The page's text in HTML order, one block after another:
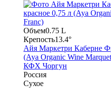
Объем0.75 L
Крепость13.4°
Айя Маркетри Каберне
(Aya Organic Wine
КФХ Чоргун
Россия
Сухое